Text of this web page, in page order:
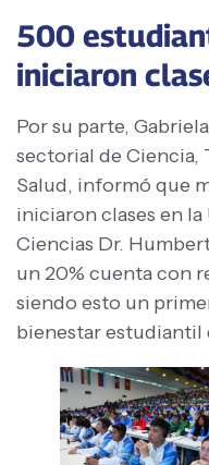
500
iniciaron
Por su parte,
sectorial de Ciencia,
Salud, informó que
iniciaron clases en
Ciencias Dr.
un 20% cuenta con
siendo esto un
bienestar estudiantil